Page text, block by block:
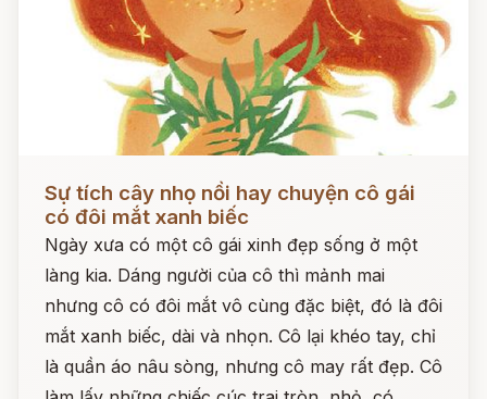
Sự tích cây nhọ nồi hay chuyện cô gái
có đôi mắt xanh biếc
Ngày xưa có một cô gái xinh đẹp sống ở một
làng kia. Dáng người của cô thì mảnh mai
nhưng cô có đôi mắt vô cùng đặc biệt, đó là đôi
mắt xanh biếc, dài và nhọn. Cô lại khéo tay, chỉ
là quần áo nâu sòng, nhưng cô may rất đẹp. Cô